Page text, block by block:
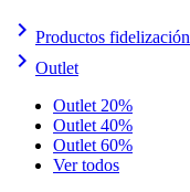
keyboard_arrow_right Productos fidelización
keyboard_arrow_right Outlet
Outlet 20%
Outlet 40%
Outlet 60%
Ver todos